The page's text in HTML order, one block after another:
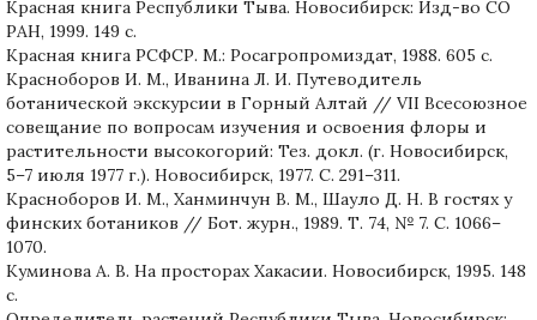
Красная книга Республики Тыва. Новосибирск: Изд-во СО
РАН, 1999. 149 с.
Красная книга РСФСР. М.: Росагропромиздат, 1988. 605 с.
Красноборов И. М., Иванина Л. И. Путеводитель
ботанической экскурсии в Горный Алтай // VII Всесоюзное
совещание по вопросам изучения и освоения флоры и
растительности высокогорий: Тез. докл. (г. Новосибирск,
5–7 июля 1977 г.). Новосибирск, 1977. С. 291–311.
Красноборов И. М., Ханминчун В. М., Шауло Д. Н. В гостях у
финских ботаников // Бот. журн., 1989. Т. 74, № 7. С. 1066–
1070.
Куминова А. В. На просторах Хакасии. Новосибирск, 1995. 148
с.